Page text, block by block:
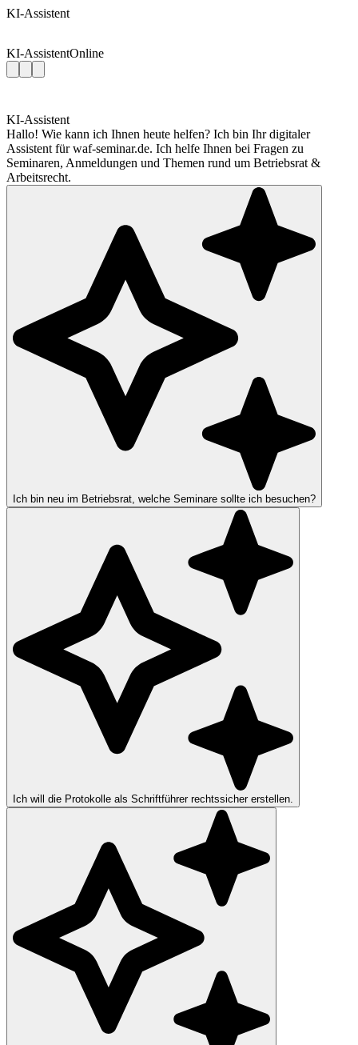
KI-Assistent
KI-AssistentOnline
KI-Assistent
Hallo! Wie kann ich Ihnen heute helfen? Ich bin Ihr digitaler
Assistent für waf-seminar.de. Ich helfe Ihnen bei Fragen zu
Seminaren, Anmeldungen und Themen rund um Betriebsrat &
Arbeitsrecht.
Ich bin neu im Betriebsrat, welche Seminare sollte ich besuchen?
Ich will die Protokolle als Schriftführer rechtssicher erstellen.